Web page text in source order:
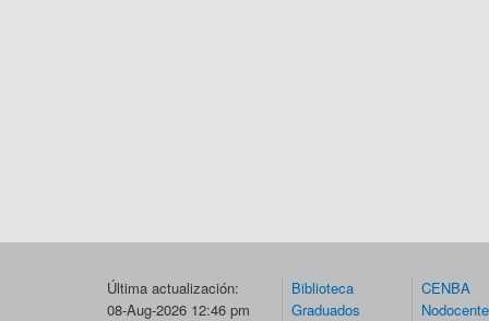
Última actualización:
08-Aug-2026 12:46 pm
Biblioteca
Graduados
CENBA